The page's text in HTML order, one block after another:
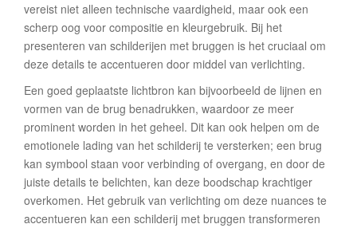
vereist niet alleen technische vaardigheid, maar ook een
scherp oog voor compositie en kleurgebruik. Bij het
presenteren van schilderijen met bruggen is het cruciaal om
deze details te accentueren door middel van verlichting.
Een goed geplaatste lichtbron kan bijvoorbeeld de lijnen en
vormen van de brug benadrukken, waardoor ze meer
prominent worden in het geheel. Dit kan ook helpen om de
emotionele lading van het schilderij te versterken; een brug
kan symbool staan voor verbinding of overgang, en door de
juiste details te belichten, kan deze boodschap krachtiger
overkomen. Het gebruik van verlichting om deze nuances te
accentueren kan een schilderij met bruggen transformeren